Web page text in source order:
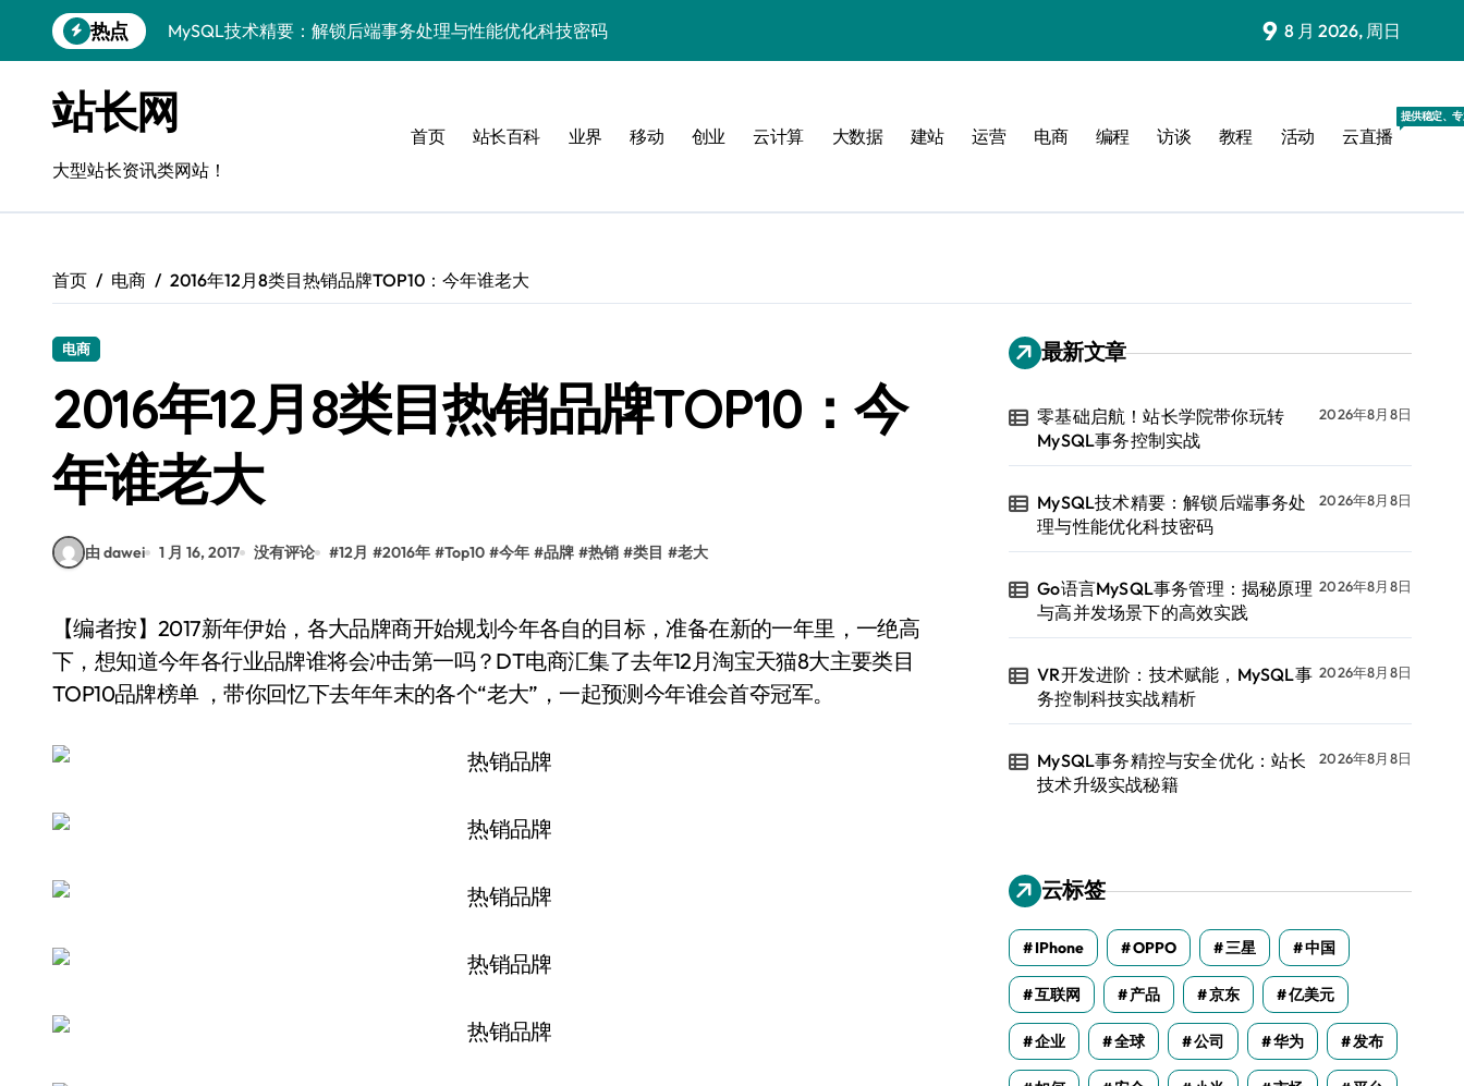
到
热点
MySQL技术精要：解锁后端事务处理与性能优化科技密码
VR开发进阶：技术赋能，MySQL事务控制科技实战精析
MySQL事务精控与安全优化：站长技术升级实战秘籍
MySQL事务控制深度剖析：科技赋能服务器性能优化实战
Go语言技术揭秘：MySQL事务控制与高并发科技优化实战
零基础启航！站长学院带你玩转MySQL事务控制实战
9 8 月 2026, 周日
站长网
大型站长资讯类网站！
首页 站长百科 业界 移动 创业 云计算 大数据 建站 运营 电商 编程 访谈 教程 活动 云直播
提供稳定、
首页 电商 2016年12月8类目热销品牌TOP10：今年谁老大
电商
2016年12月8类目热销品牌TOP10：今
年谁老大
由 dawei 1 月 16, 2017 没有评论 #12月 #2016年 #Top10 #今年 #品牌 #热销 #类目 #老大
【编者按】2017新年伊始，各大品牌商开始规划今年各自的目标，准备在新的一年里，一绝高
下，想知道今年各行业品牌谁将会冲击第一吗？DT电商汇集了去年12月淘宝天猫8大主要类目
TOP10品牌榜单 ，带你回忆下去年年末的各个“老大”，一起预测今年谁会首夺冠军。
最新文章
零基础启航！站长学院带你玩转
MySQL事务控制实战
2026年8月8日
MySQL技术精要：解锁后端事务处
理与性能优化科技密码
2026年8月8日
Go语言MySQL事务管理：揭秘原理
与高并发场景下的高效实践
2026年8月8日
VR开发进阶：技术赋能，MySQL事
务控制科技实战精析
2026年8月8日
MySQL事务精控与安全优化：站长
技术升级实战秘籍
2026年8月8日
云标签
IPhone OPPO 三星 中国
互联网 产品 京东 亿美元
企业 全球 公司 华为 发布